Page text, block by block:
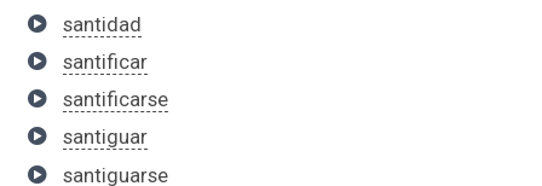
santidad
santificar
santificarse
santiguar
santiguarse